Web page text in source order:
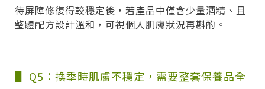
待屏障修復得較穩定後，若產品中僅含少量酒精、且
整體配方設計溫和，可視個人肌膚狀況再斟酌。
▋ Q5：換季時肌膚不穩定，需要整套保養品全